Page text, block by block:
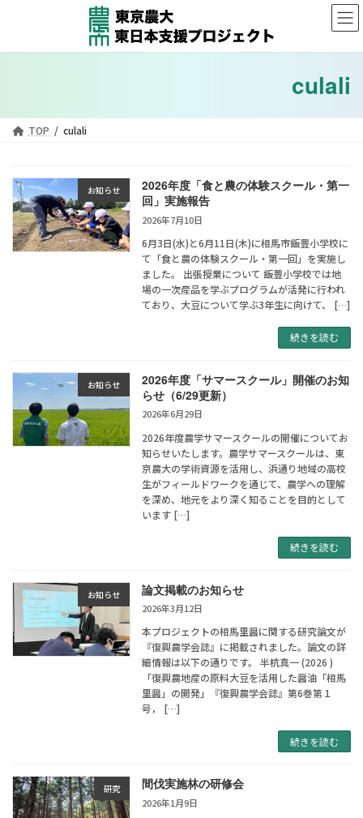
ン
キ
ー
に
culali
TOP culali
お知らせ
2026年度「食と農の体験スクール・第一
回」実施報告
2026年7月10日
6月3日(水)と6月11日(木)に相馬市飯豊小学校に
て「食と農の体験スクール・第一回」を実施し
ました。 出張授業について 飯豊小学校では地
場の一次産品を学ぶプログラムが活発に行われ
ており、大豆について学ぶ3年生に向けて、 […]
続きを読む
お知らせ
2026年度「サマースクール」開催のお知
らせ（6/29更新）
2026年6月29日
2026年度農学サマースクールの開催についてお
知らせいたします。農学サマースクールは、東
京農大の学術資源を活用し、浜通り地域の高校
生がフィールドワークを通じて、農学への理解
を深め、地元をより深く知ることを目的として
います […]
続きを読む
お知らせ 論文掲載のお知らせ
2026年3月12日
本プロジェクトの相馬里醤に関する研究論文が
『復興農学会誌』に掲載されました。論文の詳
細情報は以下の通りです。 半杭真一 (2026 )
「復興農地産の原料大豆を活用した醤油「相馬
里醤」の開発」『復興農学会誌』第6巻第１
号， […]
続きを読む
研究 間伐実施林の研修会
2026年1月9日